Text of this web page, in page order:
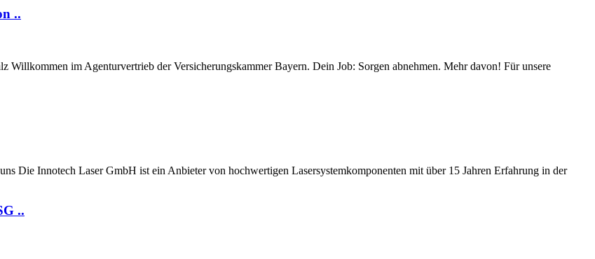
..
im Agenturvertrieb der Versicherungskammer Bayern. Dein Job: Sorgen abnehmen. Mehr davon! Für unsere
Die Innotech Laser GmbH ist ein Anbieter von hochwertigen Lasersystemkomponenten mit über 15 Jahren Erfahrung in der
..